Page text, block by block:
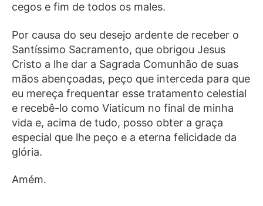
cegos e fim de todos os males.
Por causa do seu desejo ardente de receber o
Santíssimo Sacramento, que obrigou Jesus
Cristo a lhe dar a Sagrada Comunhão de suas
mãos abençoadas, peço que interceda para que
eu mereça frequentar esse tratamento celestial
e recebê-lo como Viaticum no final de minha
vida e, acima de tudo, posso obter a graça
especial que lhe peço e a eterna felicidade da
glória.
Amém.